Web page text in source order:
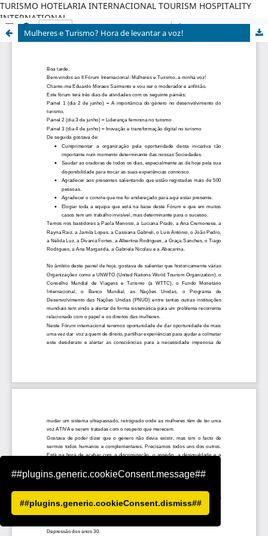
##plugins.generic.cookieConsent.message##
##plugins.generic.cookieConsent.dismiss##
TURISMO HOTELARIA INTERNACIONAL TOURISM HOSPITALITY
INTERNATIONAL
Mulheres e Turismo? Hora de levantar a voz!